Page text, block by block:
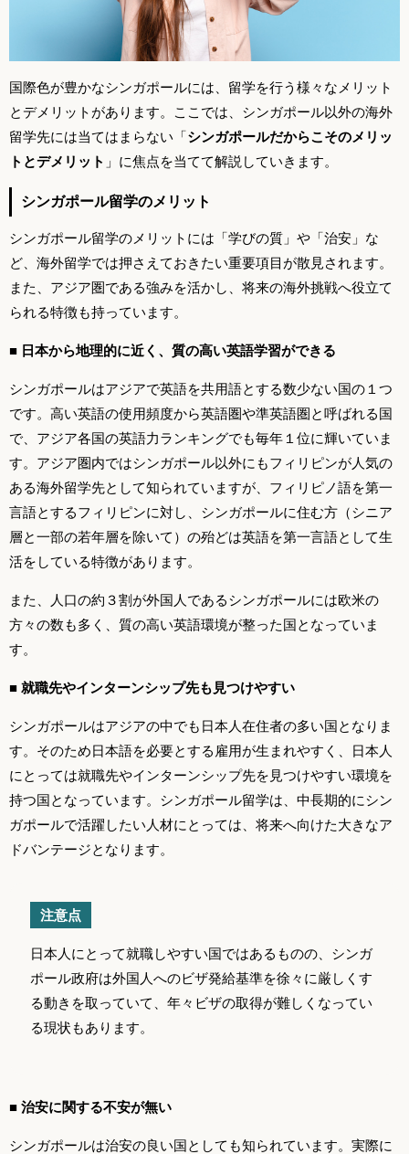
国際色が豊かなシンガポールには、留学を行う様々なメリット
とデメリットがあります。ここでは、シンガポール以外の海外
留学先には当てはまらない「シンガポールだからこそのメリッ
トとデメリット 」に焦点を当てて解説していきます。
シンガポール留学のメリット
シンガポール留学のメリットには「学びの質」や「治安」な
ど、海外留学では押さえておきたい重要項目が散見されます。
また、アジア圏である強みを活かし、将来の海外挑戦へ役立て
られる特徴も持っています。
■ 日本から地理的に近く、質の高い英語学習ができる
シンガポールはアジアで英語を共用語とする数少ない国の１つ
です。高い英語の使用頻度から英語圏や準英語圏と呼ばれる国
で、アジア各国の英語力ランキングでも毎年１位に輝いていま
す。アジア圏内ではシンガポール以外にもフィリピンが人気の
ある海外留学先として知られていますが、フィリピノ語を第一
言語とするフィリピンに対し、シンガポールに住む方（シニア
層と一部の若年層を除いて）の殆どは英語を第一言語として生
活をしている特徴があります。
また、人口の約３割が外国人であるシンガポールには欧米の
方々の数も多く、質の高い英語環境が整った国となっていま
す。
■ 就職先やインターンシップ先も見つけやすい
シンガポールはアジアの中でも日本人在住者の多い国となりま
す。そのため日本語を必要とする雇用が生まれやすく、日本人
にとっては就職先やインターンシップ先を見つけやすい環境を
持つ国となっています。シンガポール留学は、中長期的にシン
ガポールで活躍したい人材にとっては、将来へ向けた大きなア
ドバンテージとなります。
注意点
日本人にとって就職しやすい国ではあるものの、シンガ
ポール政府は外国人へのビザ発給基準を徐々に厳しくす
る動きを取っていて、年々ビザの取得が難しくなってい
る現状もあります。
■ 治安に関する不安が無い
シンガポールは治安の良い国としても知られています。実際に